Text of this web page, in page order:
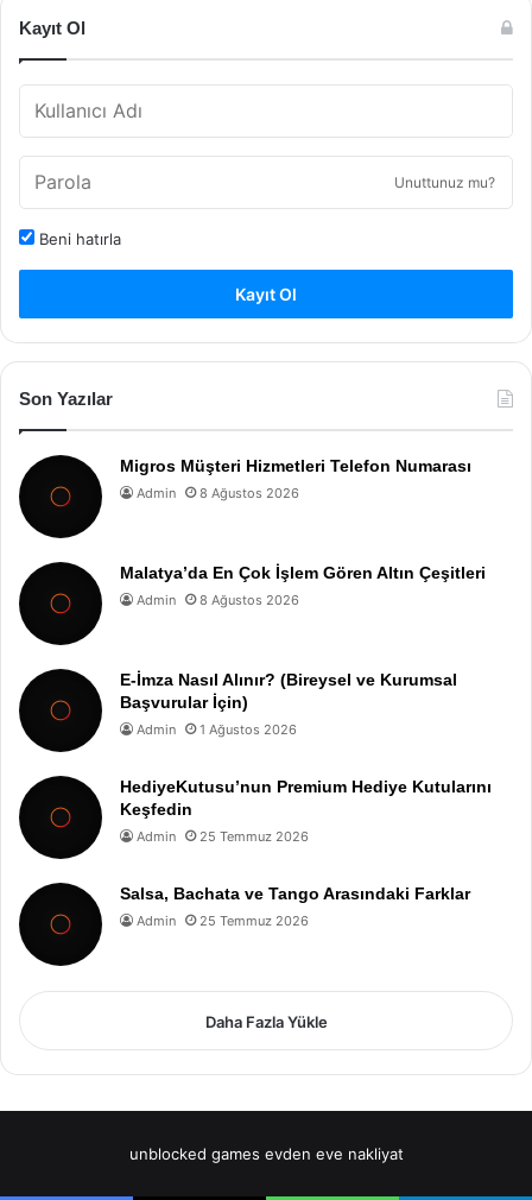
Kayıt Ol
Unuttunuz mu?
Beni hatırla
Kayıt Ol
Son Yazılar
Migros Müşteri Hizmetleri Telefon Numarası
Admin 8 Ağustos 2026
Malatya’da En Çok İşlem Gören Altın Çeşitleri
Admin 8 Ağustos 2026
E-İmza Nasıl Alınır? (Bireysel ve Kurumsal
Başvurular İçin)
Admin 1 Ağustos 2026
HediyeKutusu’nun Premium Hediye Kutularını
Keşfedin
Admin 25 Temmuz 2026
Salsa, Bachata ve Tango Arasındaki Farklar
Admin 25 Temmuz 2026
Daha Fazla Yükle
unblocked games evden eve nakliyat